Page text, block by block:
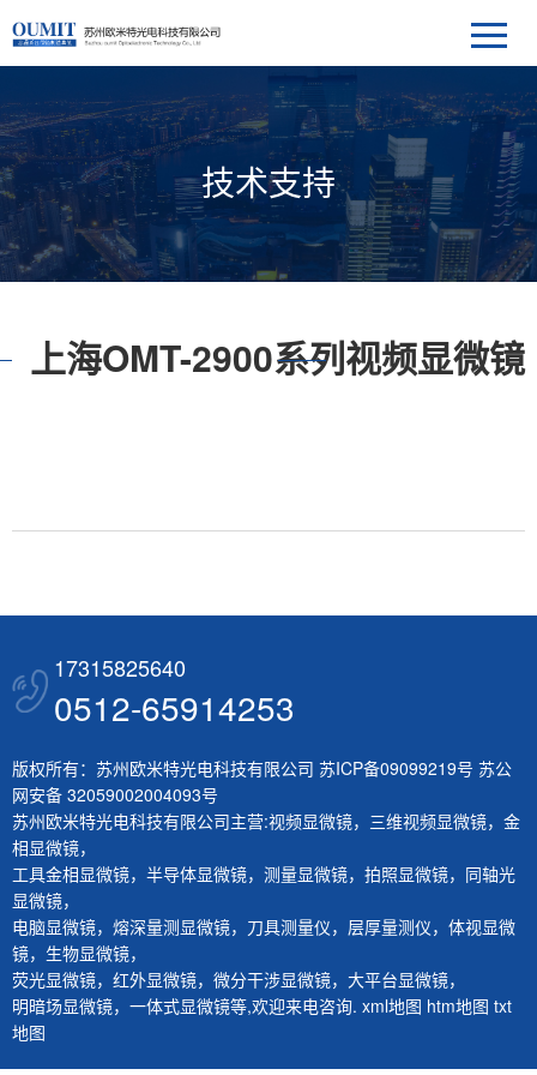
技术支持
上海OMT-2900系列视频显微镜
17315825640
0512-65914253
版权所有：苏州欧米特光电科技有限公司 苏ICP备09099219号 苏公
网安备 32059002004093号
苏州欧米特光电科技有限公司主营:视频显微镜， 三维视频显微镜， 金
相显微镜，
工具金相显微镜， 半导体显微镜， 测量显微镜， 拍照显微镜， 同轴光
显微镜，
电脑显微镜， 熔深量测显微镜， 刀具测量仪， 层厚量测仪， 体视显微
镜， 生物显微镜，
荧光显微镜， 红外显微镜， 微分干涉显微镜， 大平台显微镜，
明暗场显微镜， 一体式显微镜等,欢迎来电咨询. xml地图 htm地图 txt
地图